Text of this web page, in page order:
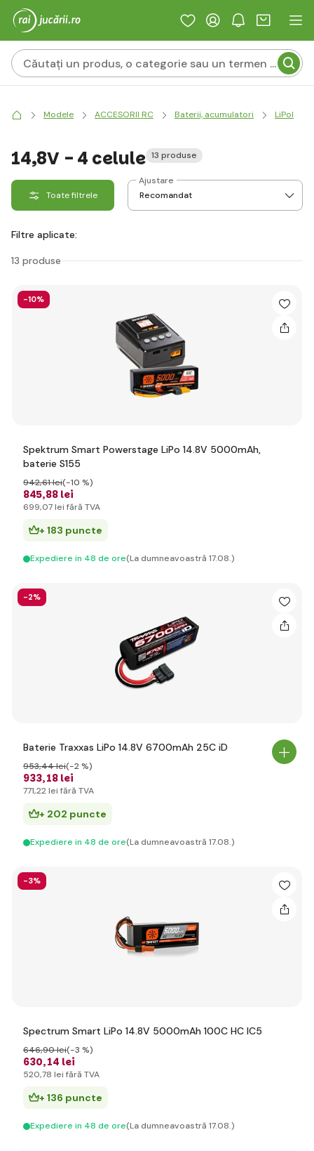
Modele ACCESORII RC Baterii, acumulatori LiPol
14,8V - 4 celule 13 produse
Toate filtrele
Ajustare
Filtre aplicate:
13 produse
-10%
Spektrum Smart Powerstage LiPo 14.8V 5000mAh,
baterie S155
845,88 lei
942,61 lei(-10 %)
699,07 lei fără TVA
+ 183 puncte
Expediere in 48 de ore(La dumneavoastră 17.08.)
-2%
Baterie Traxxas LiPo 14.8V 6700mAh 25C iD
933,18 lei
953,44 lei(-2 %)
771,22 lei fără TVA
+ 202 puncte
Expediere in 48 de ore(La dumneavoastră 17.08.)
-3%
Spectrum Smart LiPo 14.8V 5000mAh 100C HC IC5
630,14 lei
646,90 lei(-3 %)
520,78 lei fără TVA
+ 136 puncte
Expediere in 48 de ore(La dumneavoastră 17.08.)